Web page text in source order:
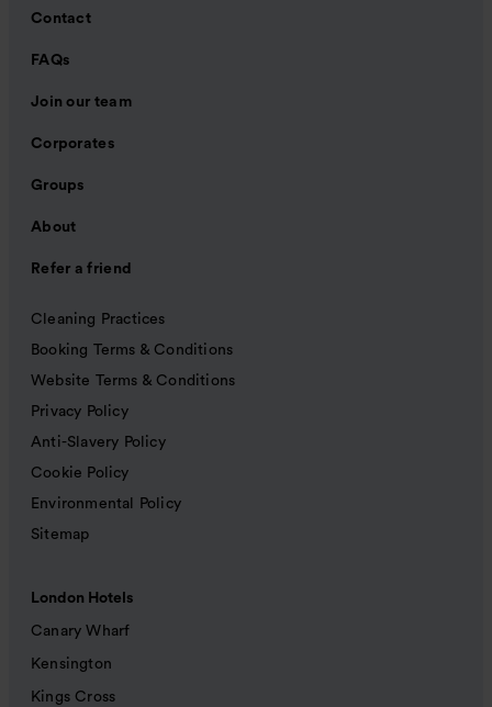
Contact
FAQs
Join our team
Corporates
Groups
About
Refer a friend
Cleaning Practices
Booking Terms & Conditions
Website Terms & Conditions
Privacy Policy
Anti-Slavery Policy
Cookie Policy
Environmental Policy
Sitemap
London Hotels
Canary Wharf
Kensington
Kings Cross